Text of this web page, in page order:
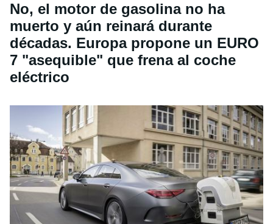
No, el motor de gasolina no ha
muerto y aún reinará durante
décadas. Europa propone un EURO
7 "asequible" que frena al coche
eléctrico